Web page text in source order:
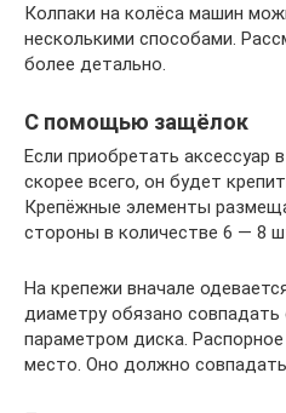
Колпаки на колёса машин
несколькими способами.
более детально.
С помощью защёлок
Если приобретать аксессуар
скорее всего, он будет
Крепёжные элементы
стороны в количестве 6 — 8
На крепежи вначале
диаметру обязано совпадать
параметром диска.
место. Оно должно совпадать